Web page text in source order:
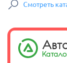
Смотреть